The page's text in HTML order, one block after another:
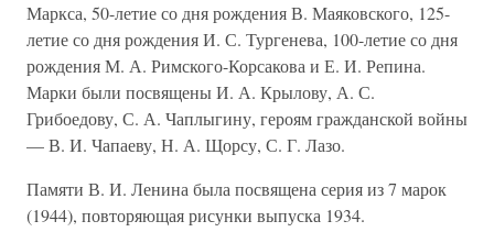
Маркса, 50-летие со дня рождения В. Маяковского, 125-
летие со дня рождения И. С. Тургенева, 100-летие со дня
рождения М. А. Римского-Корсакова и Е. И. Репина.
Марки были посвящены И. А. Крылову, А. С.
Грибоедову, С. А. Чаплыгину, героям гражданской войны
— В. И. Чапаеву, Н. А. Щорсу, С. Г. Лазо.
Памяти В. И. Ленина была посвящена серия из 7 марок
(1944), повторяющая рисунки выпуска 1934.